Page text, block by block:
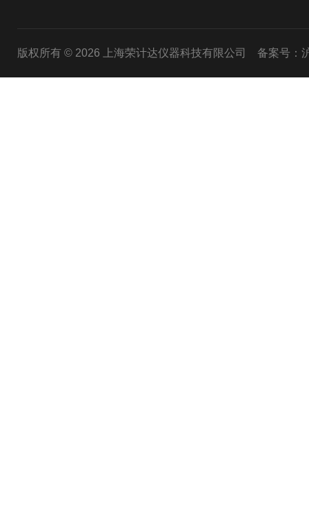
版权所有 © 2026 上海荣计达仪器科技有限公司 备案号：